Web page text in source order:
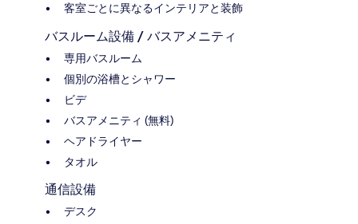
客室ごとに異なるインテリアと装飾
バスルーム設備 / バスアメニティ
専用バスルーム
個別の浴槽とシャワー
ビデ
バスアメニティ (無料)
ヘアドライヤー
タオル
通信設備
デスク